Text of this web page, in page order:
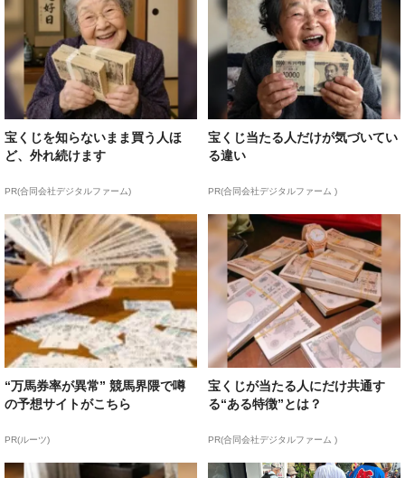
宝くじを知らないまま買う人ほ
ど、外れ続けます
PR(合同会社デジタルファーム)
宝くじ当たる人だけが気づいてい
る違い
PR(合同会社デジタルファーム )
“万馬券率が異常” 競馬界隈で噂
の予想サイトがこちら
PR(ルーツ)
宝くじが当たる人にだけ共通す
る“ある特徴”とは？
PR(合同会社デジタルファーム )